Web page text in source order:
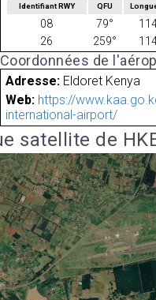
Identifiant RWY QFU
08 79°
26
259°
Coordonnées de
Adresse: Eldoret Kenya
Web: https://
international-airport/
satellite de